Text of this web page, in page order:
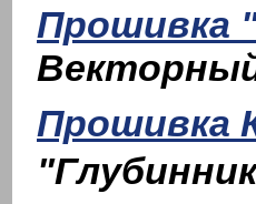
Прошивка
Прошивка